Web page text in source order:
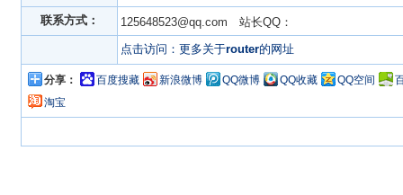
联系方式：
125648523@qq.com 站长QQ：
点击访问：更多关于router的网址
分享： 百度搜藏 新浪微博 QQ微博 QQ收藏 QQ空间
淘宝